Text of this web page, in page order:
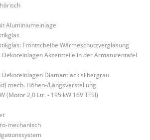
Aluminiumeinlage
Frontscheibe Wärmeschutzverglasung
Dekoreinlagen Akzentteile in der Armaturentafel
Dekoreinlagen Diamantlack silbergrau
mech. Höhen-/Längsverstellung
(Motor 2,0 Ltr. - 195 kW 16V TFSI)
mechanisch